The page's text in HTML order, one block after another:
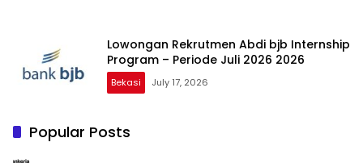
Lowongan Rekrutmen Abdi bjb Internship
Program – Periode Juli 2026 2026
Bekasi July 17, 2026
Popular Posts